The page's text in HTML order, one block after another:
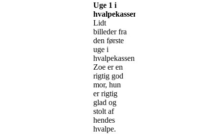
Uge 1 i
hvalpekassen
Lidt
billeder fra
den første
uge i
hvalpekassen
Zoe er en
rigtig god
mor, hun
er rigtig
glad og
stolt af
hendes
hvalpe.